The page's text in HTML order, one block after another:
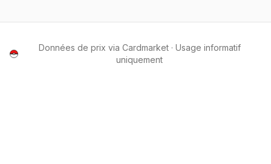
Données de prix via Cardmarket · Usage informatif
uniquement